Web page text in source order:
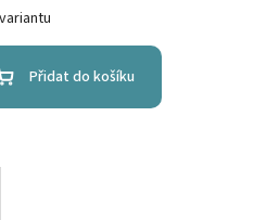
Přidat do košíku